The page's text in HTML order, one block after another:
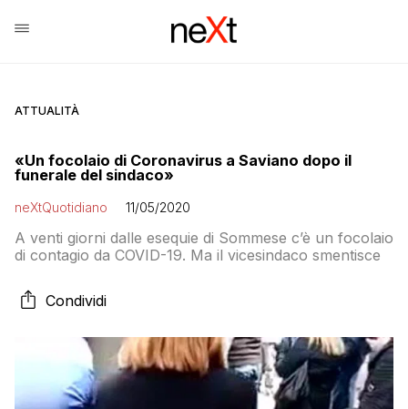
ATTUALITÀ
«Un focolaio di Coronavirus a Saviano dopo il
funerale del sindaco»
neXtQuotidiano 11/05/2020
A venti giorni dalle esequie di Sommese c’è un focolaio
di contagio da COVID-19. Ma il vicesindaco smentisce
Condividi